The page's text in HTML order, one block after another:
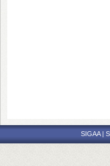
SIGAA |